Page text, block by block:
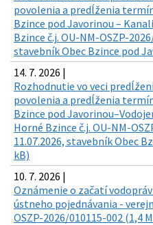
povolenia a predĺženia
Bzince pod Javorinou –
Bzince č.j. OU-NM-OSZP-
stavebník Obec Bzince pod
14. 7. 2026 |
Rozhodnutie vo veci
povolenia a predĺženia
Bzince pod
Horné Bzince č.j. OU-NM-
11.07.2026, stavebník Obec
kB)
10. 7. 2026 |
Oznámenie o začatí
ústneho pojednávania -
OSZP-2026/010115-002 (1,4